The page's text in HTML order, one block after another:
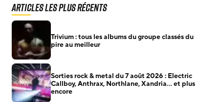
Articles les plus récents
Trivium : tous les albums du groupe classés du
pire au meilleur
Sorties rock & metal du 7 août 2026 : Electric
Callboy, Anthrax, Northlane, Xandria… et plus
encore